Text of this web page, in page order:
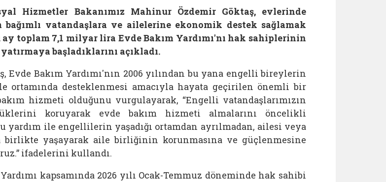
Hizmetler Bakanımız Mahinur Özdemir Göktaş, evlerinde
bağımlı vatandaşlara ve ailelerine ekonomik destek sağlamak
ay toplam 7,1 milyar lira Evde Bakım Yardımı'nı hak sahiplerinin
başladıklarını açıkladı.
Evde Bakım Yardımı'nın 2006 yılından bu yana engelli bireylerin
ortamında desteklenmesi amacıyla hayata geçirilen önemli bir
hizmeti olduğunu vurgulayarak, “Engelli vatandaşlarımızın
koruyarak evde bakım hizmeti almalarını öncelikli
yardım ile engellilerin yaşadığı ortamdan ayrılmadan, ailesi veya
birlikte yaşayarak aile birliğinin korunmasına ve güçlenmesine
ifadelerini kullandı.
kapsamında 2026 yılı Ocak-Temmuz döneminde hak sahibi